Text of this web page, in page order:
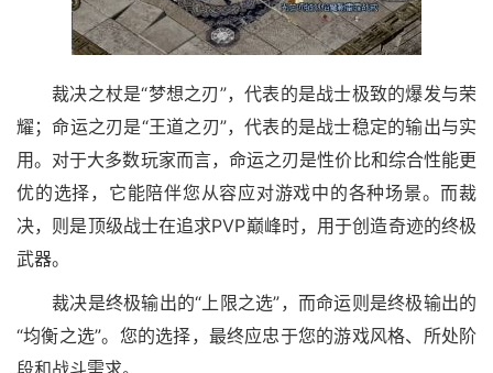
裁决之杖是“梦想之刃”，代表的是战士极致的爆发与荣
耀；命运之刃是“王道之刃”，代表的是战士稳定的输出与实
用。对于大多数玩家而言，命运之刃是性价比和综合性能更
优的选择，它能陪伴您从容应对游戏中的各种场景。而裁
决，则是顶级战士在追求PVP巅峰时，用于创造奇迹的终极
武器。
裁决是终极输出的“上限之选”，而命运则是终极输出的
“均衡之选”。您的选择，最终应忠于您的游戏风格、所处阶